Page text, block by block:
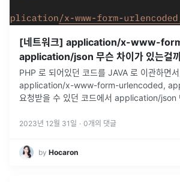
[네트워크] application/x-www-
application/json 무슨 차이가 있는걸
PHP 로 되어있던 코드를 JAVA 로 이관하면
application/x-www-form-urlencoded,
요청받을 수 있던 코드에서 application/json
2023년 12월 31일 · 0개의 댓글
by Hocaron